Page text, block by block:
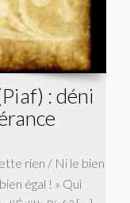
: déni
rien / Ni le bien
égal ! » Qui